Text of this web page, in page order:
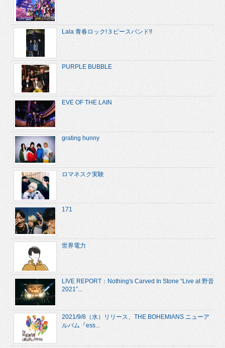
Lala 青春ロック!３ピースバンド!!
PURPLE BUBBLE
EVE OF THE LAIN
grating hunny
ロマネスク実験
171
世界電力
LIVE REPORT：Nothing's Carved In Stone “Live at 野音
2021”...
2021/9/8（水）リリース、THE BOHEMIANS ニューア
ルバム『ess...